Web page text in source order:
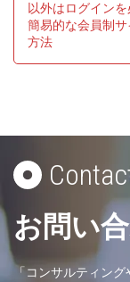
以外はログイン
簡易的な会員制
方法
お問い
「コンサルティン